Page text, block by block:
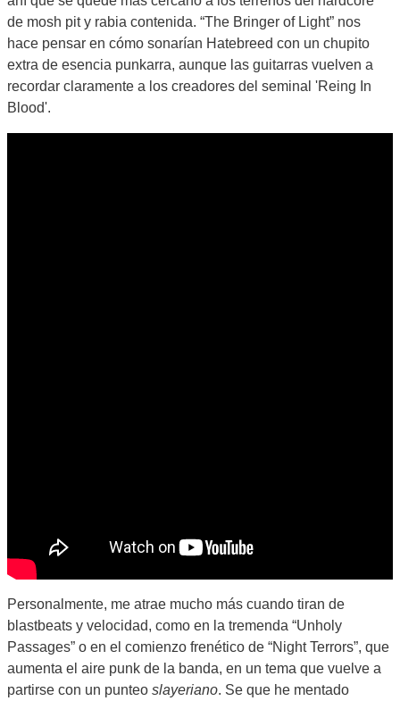
de mosh pit y rabia contenida. “The Bringer of Light” nos
hace pensar en cómo sonarían Hatebreed con un chupito
extra de esencia punkarra, aunque las guitarras vuelven a
recordar claramente a los creadores del seminal 'Reing In
Blood'.
Personalmente, me atrae mucho más cuando tiran de
blastbeats y velocidad, como en la tremenda “Unholy
Passages” o en el comienzo frenético de “Night Terrors”, que
aumenta el aire punk de la banda, en un tema que vuelve a
partirse con un punteo slayeriano. Se que he mentado